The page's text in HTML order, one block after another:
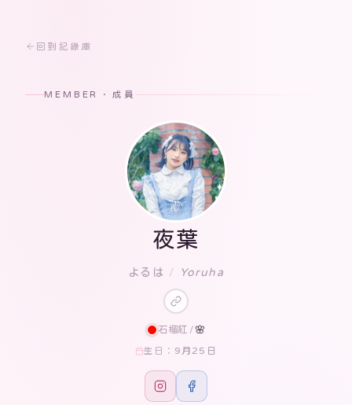
回到記錄庫
MEMBER · 成員
夜葉
よるは / Yoruha
石榴紅 /🌸
生日： 9月25日